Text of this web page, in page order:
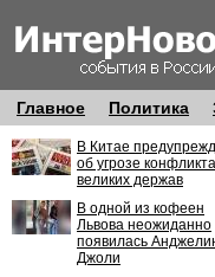
Главное Политика
В Китае
об угрозе конфликта
великих держав
В одной из кофеен
Львова неожиданно
появилась
Джоли